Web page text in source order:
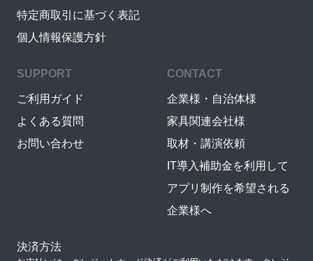
特定商取引に基づく表記
個人情報保護方針
SUPPORT
ご利用ガイド
よくある質問
お問い合わせ
CONTACT
企業様・自治体様
家具関連会社様
取材・講演依頼
IT導入補助金を利用して
アプリ制作を希望される
企業様へ
決済方法